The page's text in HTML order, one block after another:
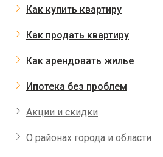
Как купить квартиру
Как продать квартиру
Как арендовать жилье
Ипотека без проблем
Акции и скидки
О районах города и области